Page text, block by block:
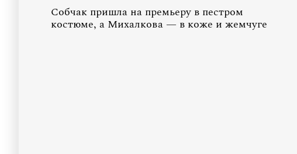
Собчак пришла на премьеру в пестром
костюме, а Михалкова — в коже и жемчуге